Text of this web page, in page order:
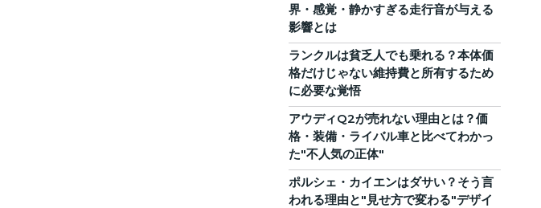
界・感覚・静かすぎる走行音が与える
影響とは
ランクルは貧乏人でも乗れる？本体価
格だけじゃない維持費と所有するため
に必要な覚悟
アウディQ2が売れない理由とは？価
格・装備・ライバル車と比べてわかっ
た"不人気の正体"
ポルシェ・カイエンはダサい？そう言
われる理由と"見せ方で変わる"デザイ